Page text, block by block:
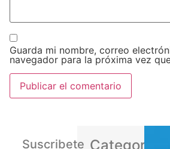
Guarda mi nombre, correo
navegador para la próxima vez
Suscribete Categorias